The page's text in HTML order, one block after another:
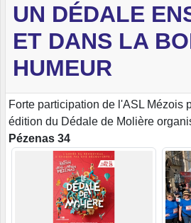
UN DÉDALE
ET DANS LA
HUMEUR
Forte participation de l'ASL Mézois
édition du Dédale de Molière
Pézenas 34